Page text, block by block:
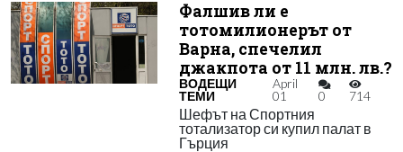
Фалшив ли е
тотомилионерът от
Варна, спечелил
джакпота от 11 млн. лв.?
ВОДЕЩИ
ТЕМИ
April
01
0 714
Шефът на Спортния
тотализатор си купил палат в
Гърция